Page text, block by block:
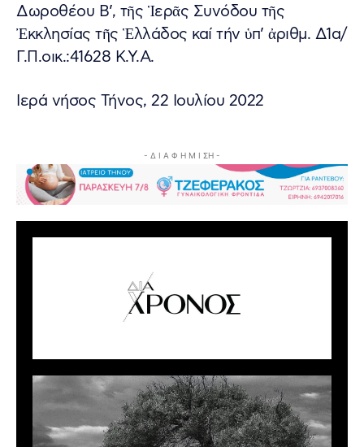
Δωροθέου Β’, τῆς Ἱερᾶς Συνόδου τῆς
Ἐκκλησίας τῆς Ἑλλάδος καί τήν ὑπ’ ἀριθμ. Δ1α/
Γ.Π.οικ.:41628 Κ.Υ.Α.
Ιερά νήσος Τήνος, 22 Ιουλίου 2022
- Δ Ι Α Φ Η Μ Ι ΣΗ -